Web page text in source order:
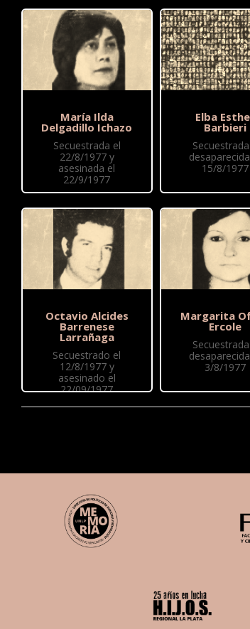
María Ilda
Delgadillo Ichazo
Secuestrada el
22/8/1977 y
asesinada el
22/9/1977
Octavio Alcides
Barrenese
Larrañaga
Secuestrado el
12/8/1977 y
asesinado el
22/09/1977
Elba
Barbieri
15/8/1977
Margarita
Ercole
3/8/1977